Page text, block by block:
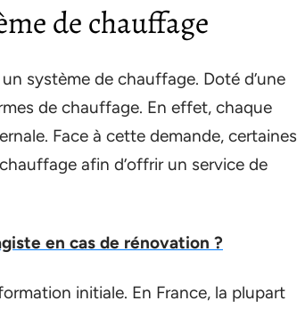
de chauffage
système de chauffage. Doté d’une
de chauffage. En effet, chaque
Face à cette demande, certaines
afin d’offrir un service de
en cas de rénovation ?
initiale. En France, la plupart